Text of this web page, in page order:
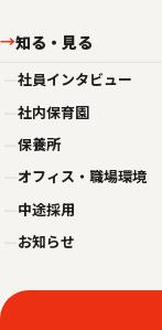
→知る・見る
社員インタビュー
社内保育園
保養所
オフィス・職場環境
中途採用
お知らせ